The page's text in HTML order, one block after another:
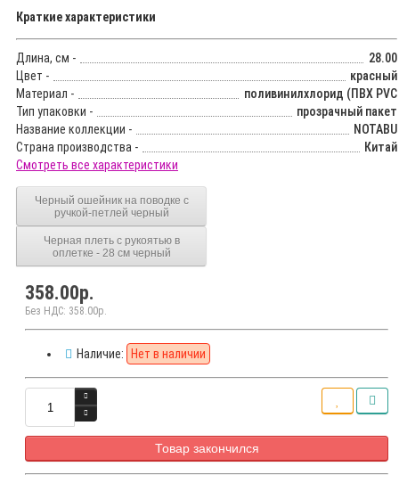
Краткие характеристики
Длина, см -
28.00
Цвет -
красный
Материал -
поливинилхлорид (ПВХ PVC
Тип упаковки -
прозрачный пакет
Название коллекции -
NOTABU
Страна производства -
Китай
Смотреть все характеристики
Черный ошейник на поводке с
ручкой-петлей черный
Черная плеть с рукоятью в
оплетке - 28 см черный
358.00р.
Без НДС: 358.00р.
Наличие: Нет в наличии
Товар закончился